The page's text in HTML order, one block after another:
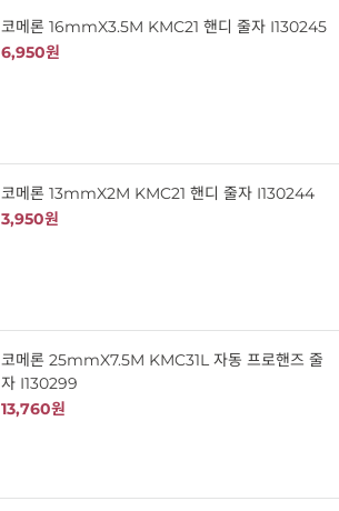
코메론 16mmX3.5M KMC21 핸디 줄자 I130245
6,950원
코메론 13mmX2M KMC21 핸디 줄자 I130244
3,950원
코메론 25mmX7.5M KMC31L 자동 프로핸즈 줄
자 I130299
13,760원